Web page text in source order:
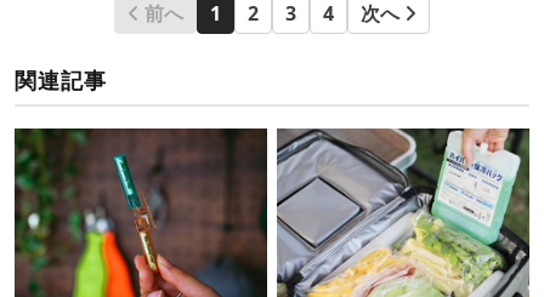
前へ 1 2 3 4 次へ
関連記事